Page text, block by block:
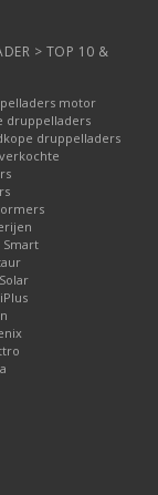
> TOP 10 &
motor
druppelladers
druppelladers